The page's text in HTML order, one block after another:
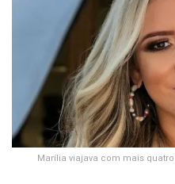
Marília viajava com mais